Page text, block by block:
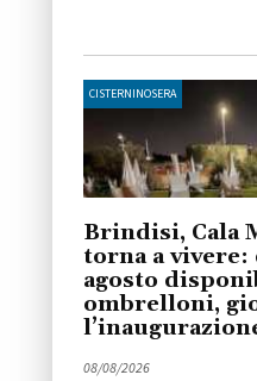
CISTERNINOSERA
Brindisi, Cala
torna a vivere:
agosto
ombrelloni,
08/08/2026